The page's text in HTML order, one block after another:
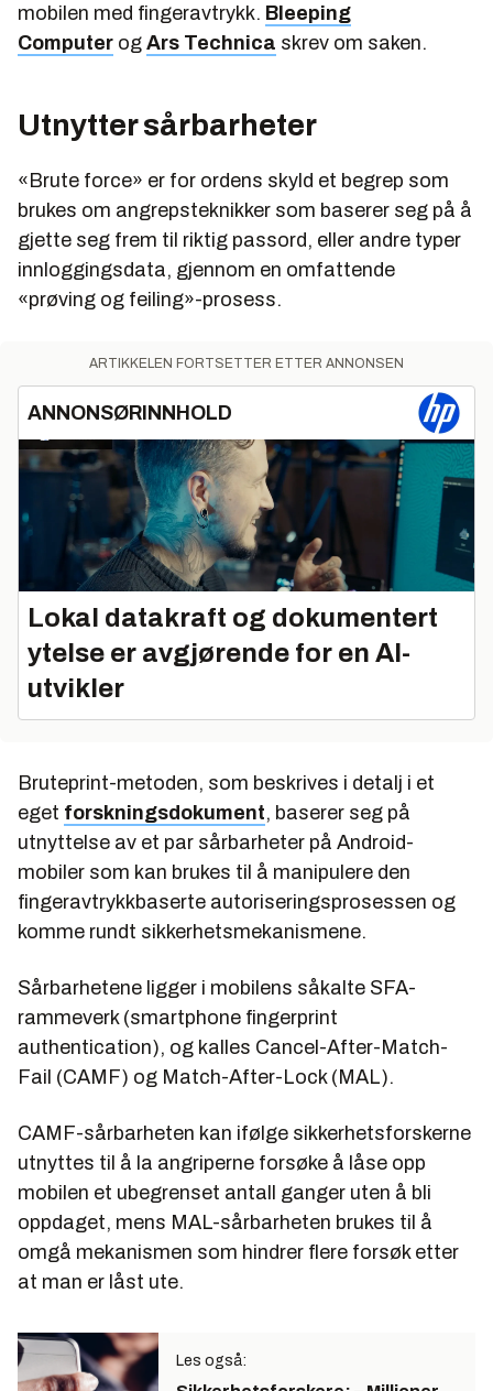
mobilen med fingeravtrykk. Bleeping
Computer og Ars Technica skrev om saken.
Utnytter sårbarheter
«Brute force» er for ordens skyld et begrep som
brukes om angrepsteknikker som baserer seg på å
gjette seg frem til riktig passord, eller andre typer
innloggingsdata, gjennom en omfattende
«prøving og feiling»-prosess.
ARTIKKELEN FORTSETTER ETTER ANNONSEN
ANNONSØRINNHOLD
Lokal datakraft og dokumentert
ytelse er avgjørende for en AI-
utvikler
Bruteprint-metoden, som beskrives i detalj i et
eget forskningsdokument, baserer seg på
utnyttelse av et par sårbarheter på Android-
mobiler som kan brukes til å manipulere den
fingeravtrykkbaserte autoriseringsprosessen og
komme rundt sikkerhetsmekanismene.
Sårbarhetene ligger i mobilens såkalte SFA-
rammeverk (smartphone fingerprint
authentication), og kalles Cancel-After-Match-
Fail (CAMF) og Match-After-Lock (MAL).
CAMF-sårbarheten kan ifølge sikkerhetsforskerne
utnyttes til å la angriperne forsøke å låse opp
mobilen et ubegrenset antall ganger uten å bli
oppdaget, mens MAL-sårbarheten brukes til å
omgå mekanismen som hindrer flere forsøk etter
at man er låst ute.
Les også: